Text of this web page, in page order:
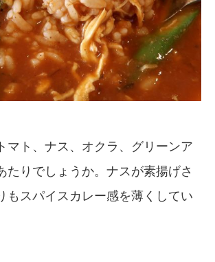
マト、ナス、オクラ、グリーンア
たりでしょうか。ナスが素揚げさ
もスパイスカレー感を薄くしてい